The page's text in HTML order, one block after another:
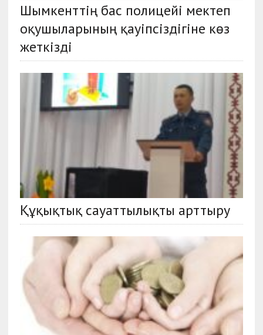
Шымкенттің бас полицейі мектеп
оқушыларының қауіпсіздігіне көз
жеткізді
Құқықтық сауаттылықты арттыру